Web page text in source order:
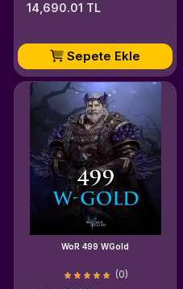
14,690.01 TL
Sepete Ekle
WoR 499 WGold
(0)